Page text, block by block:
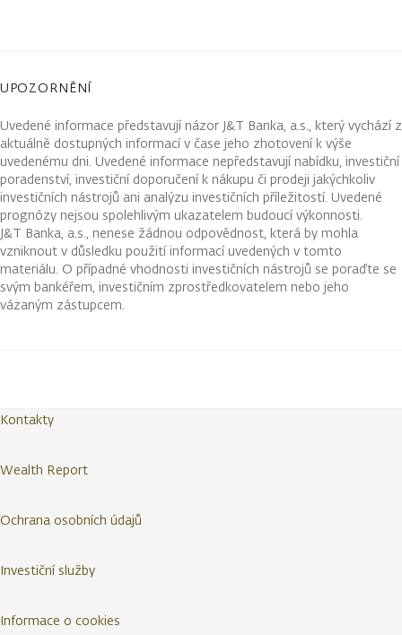
UPOZORNĚNÍ
Uvedené informace představují názor J&T Banka, a.s., který vychází z
aktuálně dostupných informací v čase jeho zhotovení k výše
uvedenému dni. Uvedené informace nepředstavují nabídku, investiční
poradenství, investiční doporučení k nákupu či prodeji jakýchkoliv
investičních nástrojů ani analýzu investičních příležitostí. Uvedené
prognózy nejsou spolehlivým ukazatelem budoucí výkonnosti.
J&T Banka, a.s., nenese žádnou odpovědnost, která by mohla
vzniknout v důsledku použití informací uvedených v tomto
materiálu. O případné vhodnosti investičních nástrojů se poraďte se
svým bankéřem, investičním zprostředkovatelem nebo jeho
vázaným zástupcem.
Kontakty
Wealth Report
Ochrana osobních údajů
Investiční služby
Informace o cookies